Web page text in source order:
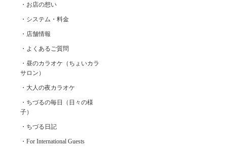
・お店の想い
・システム・料金
・店舗情報
・よくあるご質問
・昼のカラオケ（ちょいカラ
サロン）
・大人の夜カラオケ
・ちづるの毎日（日々の様
子）
・ちづる日記
・For International Guests